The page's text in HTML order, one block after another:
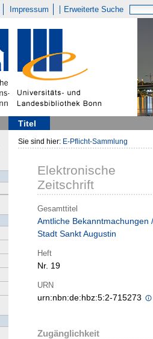
Impressum Erweiterte Suche
Titel
Sie sind hier: E-Pflicht-Sammlung
Elektronische
Zeitschrift
Gesamttitel
Amtliche Bekanntmachungen /
Stadt Sankt Augustin
Heft
Nr. 19
URN
urn:nbn:de:hbz:5:2-715273
Zugänglichkeit